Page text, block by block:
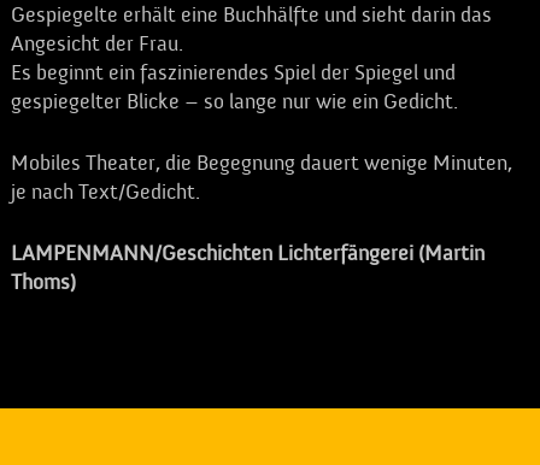
Gespiegelte erhält eine Buchhälfte und sieht darin das
Angesicht der Frau.
Es beginnt ein faszinierendes Spiel der Spiegel und
gespiegelter Blicke – so lange nur wie ein Gedicht.
Mobiles Theater, die Begegnung dauert wenige Minuten,
je nach Text/Gedicht.
LAMPENMANN/Geschichten Lichterfängerei (Martin
Thoms)